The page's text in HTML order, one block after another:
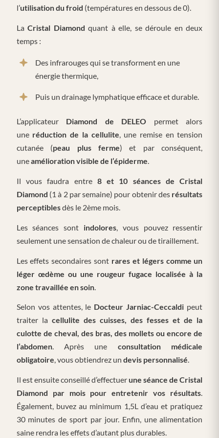
l’utilisation du froid (températures en dessous de 0).
LaCristal Diamond quant à elle, se déroule en deux
temps :
Des infrarouges qui se transforment en une
énergie thermique,
Puis un drainage lymphatique efficace et durable.
L’applicateur Diamond de DELEO permet alors
une réduction de la cellulite, une remise en tension
cutanée (peau plus ferme) et par conséquent,
uneamélioration visible de l’épiderme.
Il vous faudra entre 8 et 10 séances de Cristal
Diamond (1 à 2 par semaine) pour obtenir des résultats
perceptiblesdès le 2ème mois.
Les séances sont indolores , vous pouvez ressentir
seulement une sensation de chaleur ou de tiraillement.
Les effets secondaires sont rares et légers comme un
léger œdème ou une rougeur fugace localisée à la
zone travaillée en soin.
Selon vos attentes, le Docteur Jarniac-Ceccaldi peut
traiter la cellulite des cuisses, des fesses et de la
culotte de cheval, des bras, des mollets ou encore de
l’abdomen. Après une consultation médicale
obligatoire, vous obtiendrez un devis personnalisé.
Il est ensuite conseillé d’effectuer une séance de Cristal
Diamond par mois pour entretenir vos résultats.
Également, buvez au minimum 1,5L d’eau et pratiquez
30 minutes de sport par jour. Enfin, une alimentation
saine rendra les effets d’autant plus durables.